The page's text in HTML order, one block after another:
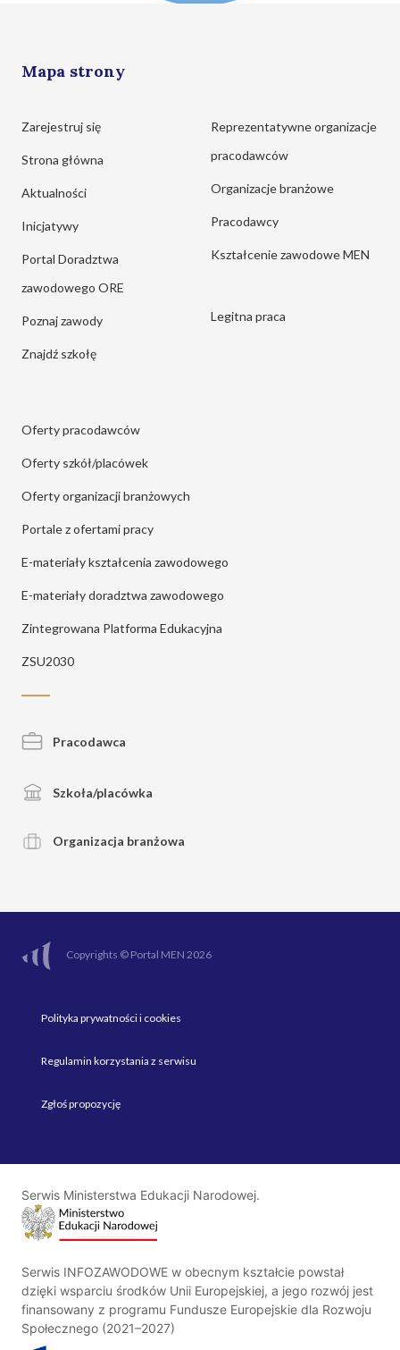
Mapa strony
Zarejestruj się
Strona główna
Aktualności
Inicjatywy
Portal Doradztwa
zawodowego ORE
Poznaj zawody
Znajdź szkołę
Reprezentatywne organizacje
pracodawców
Organizacje branżowe
Pracodawcy
Kształcenie zawodowe MEN
Legitna praca
Oferty pracodawców
Oferty szkół/placówek
Oferty organizacji branżowych
Portale z ofertami pracy
E-materiały kształcenia zawodowego
E-materiały doradztwa zawodowego
Zintegrowana Platforma Edukacyjna
ZSU2030
Pracodawca
Szkoła/placówka
Organizacja branżowa
Copyrights © Portal MEN 2026
Polityka prywatności i cookies
Regulamin korzystania z serwisu
Zgłoś propozycję
Serwis Ministerstwa Edukacji Narodowej.
Serwis INFOZAWODOWE w obecnym kształcie powstał
dzięki wsparciu środków Unii Europejskiej, a jego rozwój jest
finansowany z programu Fundusze Europejskie dla Rozwoju
Społecznego (2021–2027)